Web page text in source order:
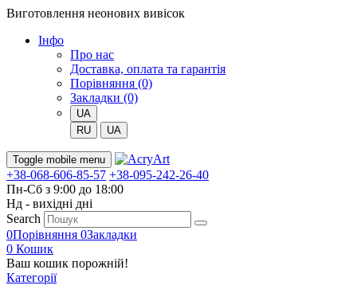
Виготовлення неонових вивісок
Iнфо
Про нас
Доставка, оплата та гарантія
Порівняння (0)
Закладки (0)
UA
RU
UA
Toggle mobile menu
+38-068-606-85-57 +38-095-242-26-40
Пн-Сб з 9:00 до 18:00
Нд - вихідні дні
Search
0Порівняння 0Закладки
0 Кошик
Ваш кошик порожній!
Категорії